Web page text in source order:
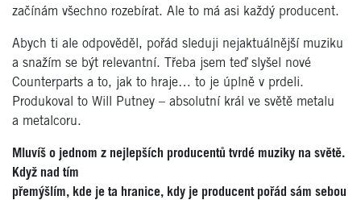
začínám všechno rozebírat. Ale to má asi každý producent.
Abych ti ale odpověděl, pořád sleduji nejaktuálnější muziku
a snažím se být relevantní. Třeba jsem teď slyšel nové
Counterparts a to, jak to hraje… to je úplně v prdeli.
Produkoval to Will Putney – absolutní král ve světě metalu
a metalcoru.
Mluvíš o jednom z nejlepších producentů tvrdé muziky na světě.
Když nad tím
přemýšlím, kde je ta hranice, kdy je producent pořád sám sebou